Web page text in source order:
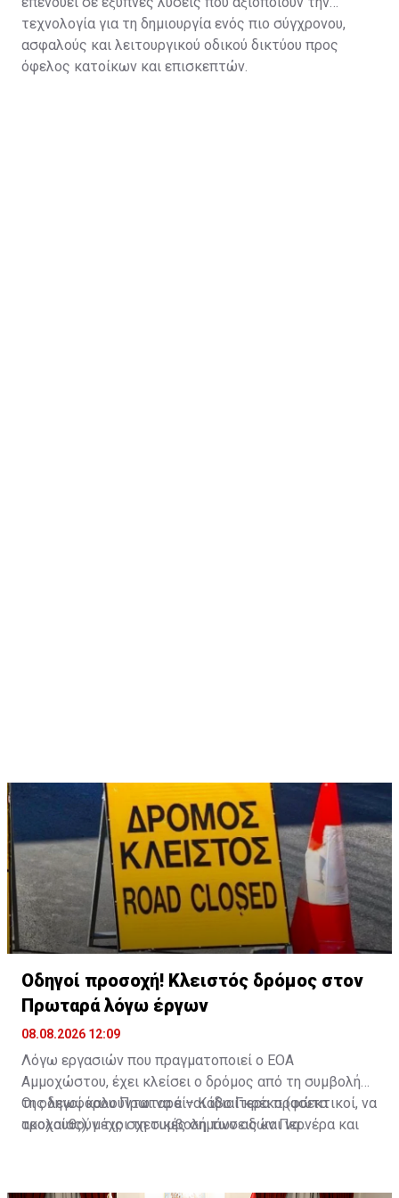
τεχνολογία για τη δημιουργία ενός πιο σύγχρονου,
ασφαλούς και λειτουργικού οδικού δικτύου προς
όφελος κατοίκων και επισκεπτών.
Οδηγοί προσοχή! Κλειστός δρόμος στον
Πρωταρά λόγω έργων
08.08.2026 12:09
Λόγω εργασιών που πραγματοποιεί ο ΕΟΑ
Αμμοχώστου, έχει κλείσει ο δρόμος από τη συμβολή
της λεωφόρου Πρωταρά – Κάβο Γκρέκο (φώτα
τροχαίας), μέχρι τη συμβολή των οδών Περνέρα και
Οι οδηγοί καλούνται να είναι ιδιαίτερα προσεκτικοί, να
ακολουθούν τις σχετικές σημάνσεις και να